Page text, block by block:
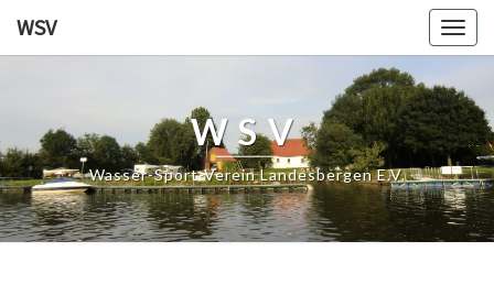
WSV
WSV
Wasser-Sport-Verein Landesbergen E.V.